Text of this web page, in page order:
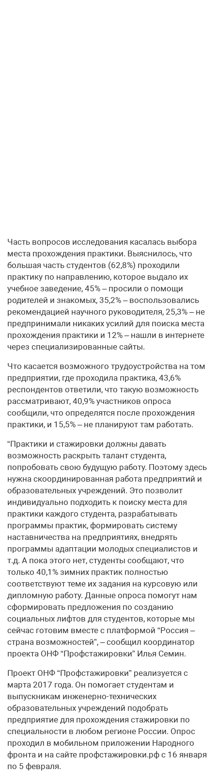
Часть вопросов исследования касалась выбора
места прохождения практики. Выяснилось, что
большая часть студентов (62,8%) проходили
практику по направлению, которое выдало их
учебное заведение, 45% – просили о помощи
родителей и знакомых, 35,2% – воспользовались
рекомендацией научного руководителя, 25,3% – не
предпринимали никаких усилий для поиска места
прохождения практики и 12% – нашли в интернете
через специализированные сайты.
Что касается возможного трудоустройства на том
предприятии, где проходила практика, 43,6%
респондентов ответили, что такую возможность
рассматривают, 40,9% участников опроса
сообщили, что определятся после прохождения
практики, и 15,5% – не планируют там работать.
“Практики и стажировки должны давать
возможность раскрыть талант студента,
попробовать свою будущую работу. Поэтому здесь
нужна скоординированная работа предприятий и
образовательных учреждений. Это позволит
индивидуально подходить к поиску места для
практики каждого студента, разрабатывать
программы практик, формировать систему
наставничества на предприятиях, внедрять
программы адаптации молодых специалистов и
т.д. А пока этого нет, студенты сообщают, что
только 40,1% зимних практик полностью
соответствуют теме их задания на курсовую или
дипломную работу. Данные опроса помогут нам
сформировать предложения по созданию
социальных лифтов для студентов, которые мы
сейчас готовим вместе с платформой “Россия –
страна возможностей”, – сообщил координатор
проекта ОНФ “Профстажировки” Илья Семин.
Проект ОНФ “Профстажировки” реализуется с
марта 2017 года. Он помогает студентам и
выпускникам инженерно-технических
образовательных учреждений подобрать
предприятие для прохождения стажировки по
специальности в любом регионе России. Опрос
проходил в мобильном приложении Народного
фронта и на сайте профстажировки.рф с 16 января
по 5 февраля.